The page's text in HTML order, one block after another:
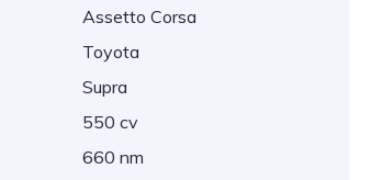
Assetto Corsa
Toyota
Supra
550 cv
660 nm